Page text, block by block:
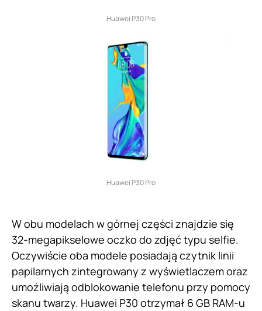
Huawei P30 Pro
Huawei P30 Pro
W obu modelach w górnej części znajdzie się
32-megapikselowe oczko do zdjęć typu selfie.
Oczywiście oba modele posiadają czytnik linii
papilarnych zintegrowany z wyświetlaczem oraz
umożliwiają odblokowanie telefonu przy pomocy
skanu twarzy. Huawei P30 otrzymał 6 GB RAM-u